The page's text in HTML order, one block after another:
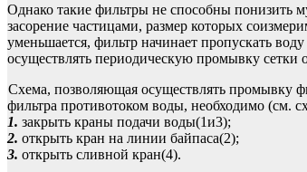
Однако такие фильтры не способны понизить
засорение частицами, размер которых
уменьшается, фильтр начинает пропускать
осуществлять периодическую промывку сетки
Схема, позволяющая осуществлять промывку
фильтра противотоком воды, необходимо (см.
1. закрыть краны подачи воды(1и3);
2. открыть кран на линии байпаса(2);
3. открыть сливной кран(4).